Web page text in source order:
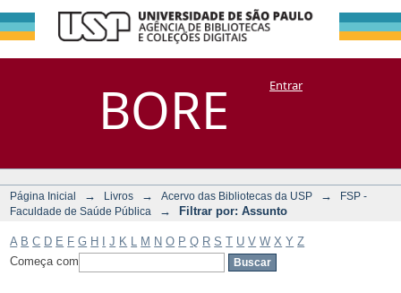
BORE
Filtrar por:
Assunto
DSpace/Manakin + CoriscoEntrar
Página Inicial → Livros → Acervo das Bibliotecas da USP →
FSP -
Faculdade de Saúde Pública
→ Filtrar por: Assunto
A B C D E F G H J K M N O P Q R S T U V W X Y Z
Começa com